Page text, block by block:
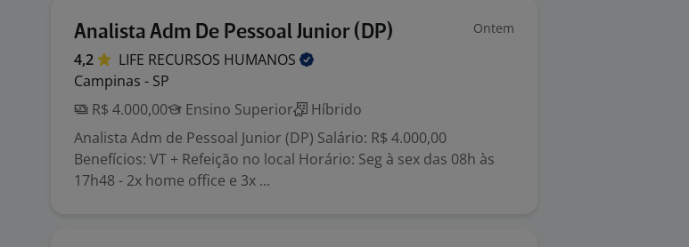
Analista Adm De Pessoal Junior (DP) Ontem
4,2 LIFE RECURSOS HUMANOS
Campinas - SP
R$ 4.000,00
Ensino Superior
Híbrido
Analista Adm de Pessoal Junior (DP) Salário: R$ 4.000,00
Benefícios: VT + Refeição no local Horário: Seg à sex das 08h às
17h48 - 2x home office e 3x ...